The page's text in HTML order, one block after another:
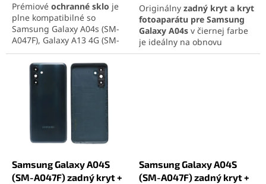
Prémiové ochranné sklo je
plne kompatibilné so
Samsung Galaxy A04s (SM-
A047F), Galaxy A13 4G (SM-
A135F) aj Galaxy A13 5G (SM-
A136B), pretože všetky
modely majú rovnaký
displej, umiestnenie kamery
aj slúchadla. Sklo s
tvrdosťou 9H siaha
okraje telefónu
a spoľahlivo
chráni pred škrabancami a
nárazmi. Oleofóbna vrstva
zachová jeho vysokú
citlivosť.
Originálny zadný kryt a kryt
fotoaparátu pre Samsung
Galaxy A04s v čiernej farbe
je ideálny na obnovu
vzhľadu a funkčnosti
Samsung Galaxy A04S
(SM-A047F) zadný kryt +
Samsung Galaxy A04S
(SM-A047F) zadný kryt +